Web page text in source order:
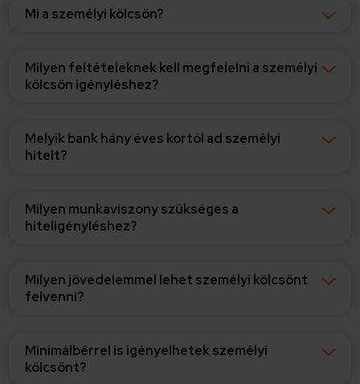
Mi a személyi kölcsön?
Milyen feltételeknek kell megfelelni a személyi
kölcsön igényléshez?
Melyik bank hány éves kortól ad személyi
hitelt?
Milyen munkaviszony szükséges a
hiteligényléshez?
Milyen jövedelemmel lehet személyi kölcsönt
felvenni?
Minimálbérrel is igényelhetek személyi
kölcsönt?